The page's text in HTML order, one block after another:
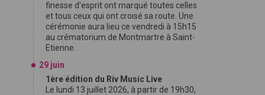
finesse d'esprit ont marqué toutes celles
et tous ceux qui ont croisé sa route. Une
cérémonie aura lieu ce vendredi à 15h15
au crématorium de Montmartre à Saint-
Etienne.
29 juin
1ère édition du Riv Music Live
Le lundi 13 juillet 2026, à partir de 19h30,